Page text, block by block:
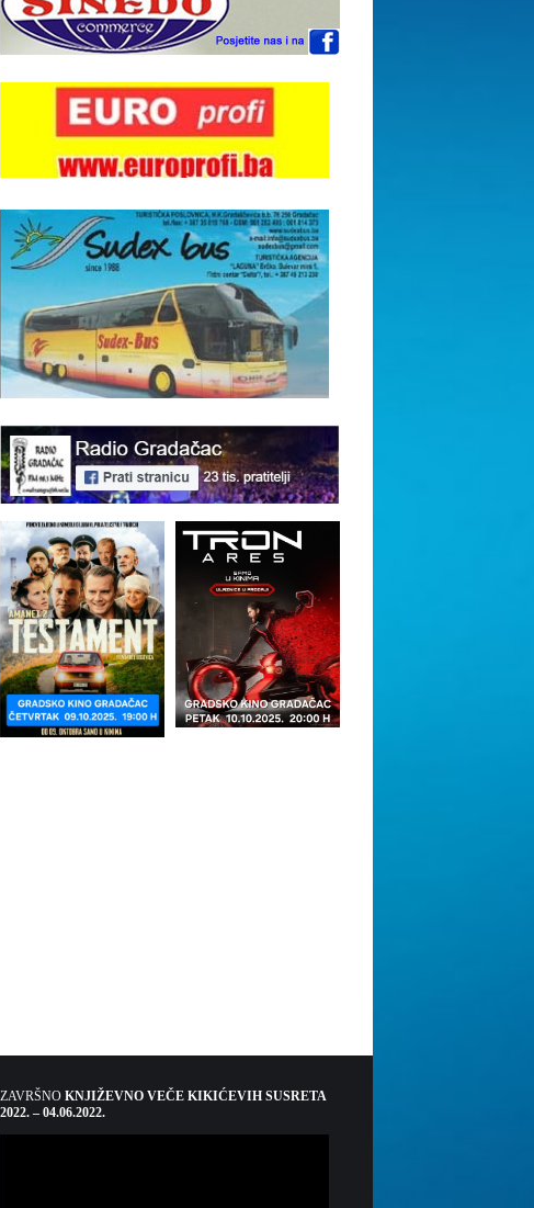
ZAVRŠNO KNJIŽEVNO VEČE KIKIĆEVIH SUSRETA
2022. – 04.06.2022.